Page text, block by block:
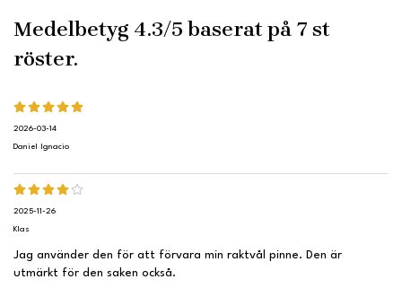
Medelbetyg 4.3/5 baserat på 7 st
röster.
2026-03-14
Daniel Ignacio
2025-11-26
Klas
Jag använder den för att förvara min raktvål pinne. Den är
utmärkt för den saken också.